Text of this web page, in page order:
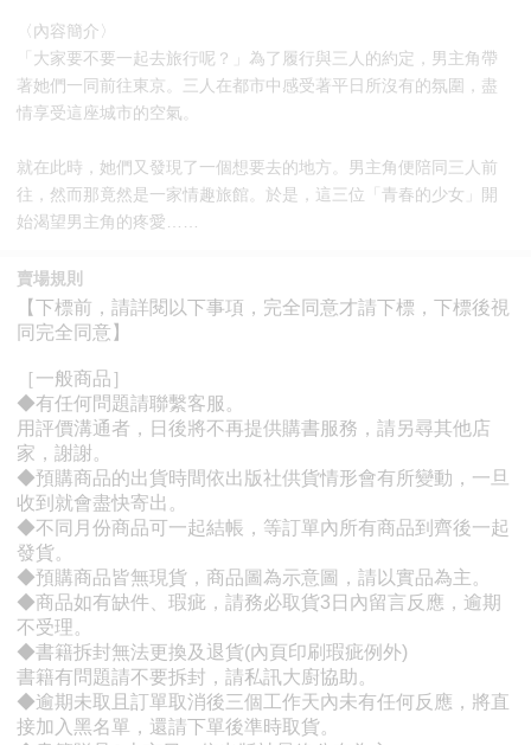
〈內容簡介〉
「大家要不要一起去旅行呢？」為了履行與三人的約定，男主角帶
著她們一同前往東京。三人在都市中感受著平日所沒有的氛圍，盡
情享受這座城市的空氣。
就在此時，她們又發現了一個想要去的地方。男主角便陪同三人前
往，然而那竟然是一家情趣旅館。於是，這三位「青春的少女」開
始渴望男主角的疼愛……
賣場規則